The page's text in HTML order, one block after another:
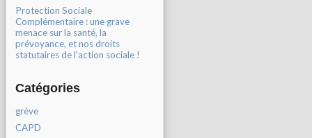
Protection Sociale
Complémentaire : une grave
menace sur la santé, la
prévoyance, et nos droits
statutaires de l'action sociale !
Catégories
grève
CAPD